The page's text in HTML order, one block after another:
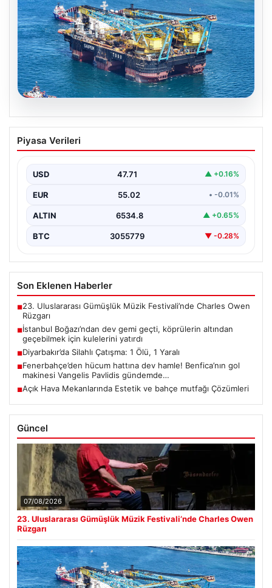
İstanbul Boğazı’ndan dev gemi geçti,
köprülerin altından geçebilmek için
Bahama bayraklı yarı batık vinç ve boru döşeme gemisi
Piyasa Verileri
USD 47.71 ▲ +0.16%
EUR 55.02 • -0.01%
ALTIN 6534.8 ▲ +0.65%
BTC 3055779 ▼ -0.28%
Son Eklenen Haberler
■23. Uluslararası Gümüşlük Müzik Festivali’nde Charles Owen
Rüzgarı
■İstanbul Boğazı’ndan dev gemi geçti, köprülerin altından
geçebilmek için kulelerini yatırdı
■Diyarbakır’da Silahlı Çatışma: 1 Ölü, 1 Yaralı
■Fenerbahçe’den hücum hattına dev hamle! Benfica’nın gol
makinesi Vangelis Pavlidis gündemde…
■Açık Hava Mekanlarında Estetik ve bahçe mutfağı Çözümleri
Güncel
07/08/2026
23. Uluslararası Gümüşlük Müzik Festivali’nde Charles Owen
Rüzgarı